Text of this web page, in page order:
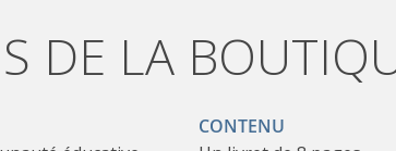
DE LA
CONTENU